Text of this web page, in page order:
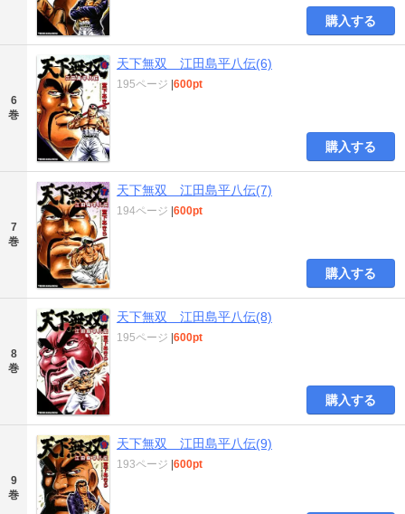
購入する
6
巻
天下無双 江田島平八伝(6)
195ページ 600pt
購入する
7
巻
天下無双 江田島平八伝(7)
194ページ 600pt
購入する
8
巻
天下無双 江田島平八伝(8)
195ページ 600pt
購入する
9
巻
天下無双 江田島平八伝(9)
193ページ 600pt